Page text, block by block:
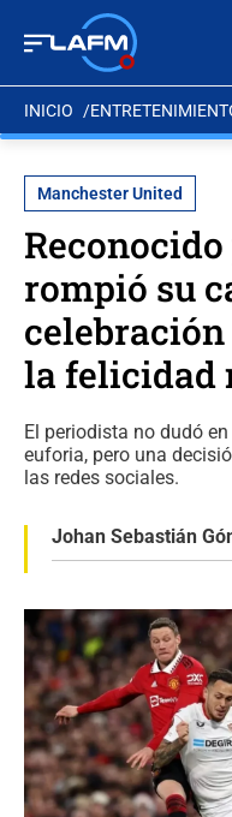
INICIO
Manchester United
rompió su
celebración
la felicidad
El periodista no dudó
euforia, pero una
las redes sociales.
Johan Sebastián